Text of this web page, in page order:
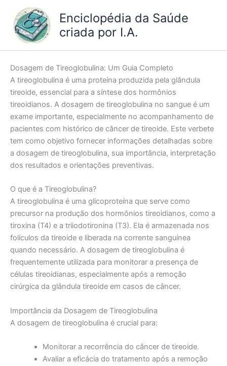
conteúdo
Enciclopédia da Saúde
criada por I.A.
Dosagem de Tireoglobulina: Um Guia Completo
A tireoglobulina é uma proteína produzida pela glândula
tireoide, essencial para a síntese dos hormônios
tireoidianos. A dosagem de tireoglobulina no sangue é um
exame importante, especialmente no acompanhamento de
pacientes com histórico de câncer de tireoide. Este verbete
tem como objetivo fornecer informações detalhadas sobre
a dosagem de tireoglobulina, sua importância, interpretação
dos resultados e orientações preventivas.
O que é a Tireoglobulina?
A tireoglobulina é uma glicoproteína que serve como
precursor na produção dos hormônios tireoidianos, como a
tiroxina (T4) e a triiodotironina (T3). Ela é armazenada nos
folículos da tireoide e liberada na corrente sanguínea
quando necessário. A dosagem de tireoglobulina é
frequentemente utilizada para monitorar a presença de
células tireoidianas, especialmente após a remoção
cirúrgica da glândula tireoide em casos de câncer.
Importância da Dosagem de Tireoglobulina
A dosagem de tireoglobulina é crucial para:
Monitorar a recorrência do câncer de tireoide.
Avaliar a eficácia do tratamento após a remoção